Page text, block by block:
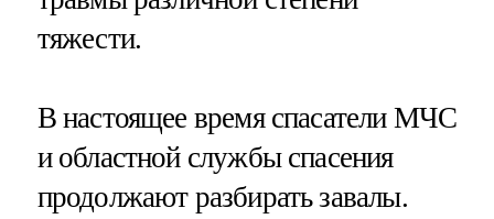
тяжести.
В настоящее время спасатели МЧС
и областной службы спасения
продолжают разбирать завалы.